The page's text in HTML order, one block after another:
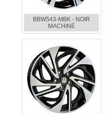
BBW543-MBK - NOIR
MACHINÉ